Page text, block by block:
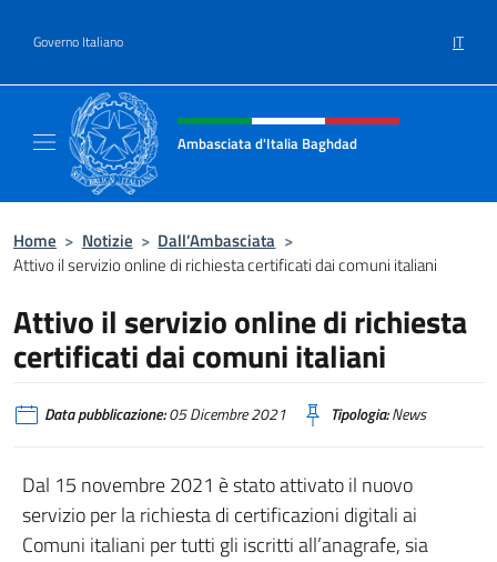
Governo Italiano IT
Intestazione sito, social e menù
Ambasciata d'Italia Baghdad
Home > Notizie > Dall’Ambasciata >
Attivo il servizio online di richiesta certificati dai comuni italiani
Attivo il servizio online di richiesta
certificati dai comuni italiani
Data pubblicazione:05 Dicembre 2021 Tipologia:News
Dal 15 novembre 2021 è stato attivato il nuovo
servizio per la richiesta di certificazioni digitali ai
Comuni italiani per tutti gli iscritti all’anagrafe, sia